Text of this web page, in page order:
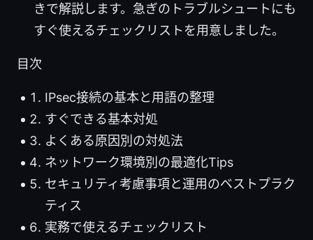
きで解説します。急ぎのトラブルシュートにも
すぐ使えるチェックリストを用意しました。
目次
IPsec接続の基本と用語の整理
すぐできる基本対処
よくある原因別の対処法
ネットワーク環境別の最適化Tips
セキュリティ考慮事項と運用のベストプラク
ティス
実務で使えるチェックリスト